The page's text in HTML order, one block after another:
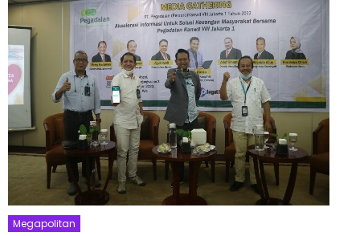
Megapolitan